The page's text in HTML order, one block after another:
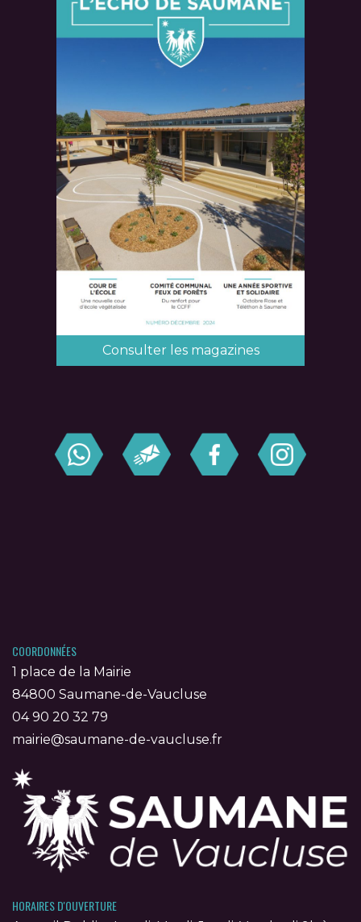
Consulter les magazines
COORDONNÉES
1 place de la Mairie
84800 Saumane-de-Vaucluse
04 90 20 32 79
mairie@saumane-de-vaucluse.fr
HORAIRES D'OUVERTURE